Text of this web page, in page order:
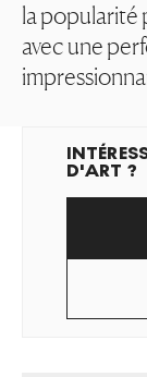
la popularité
avec une
D'ART ?